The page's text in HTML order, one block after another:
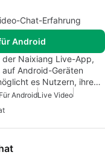
Chat-Erfahrung
Android
der Naixiang Live-App,
Android-Geräten
es Nutzern, ihre…
AndroidLive Video